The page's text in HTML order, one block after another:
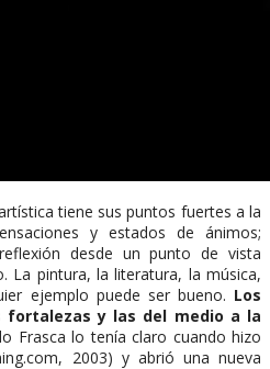
tiene sus puntos fuertes a la
y estados de ánimos;
desde un punto de vista
La pintura, la literatura, la música,
ejemplo puede ser bueno. Los
fortalezas y las del medio a la
Frasca lo tenía claro cuando hizo
2003) y abrió una nueva